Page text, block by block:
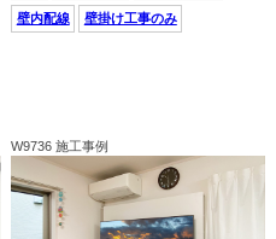
壁内配線 壁掛け工事のみ
W9736 施工事例